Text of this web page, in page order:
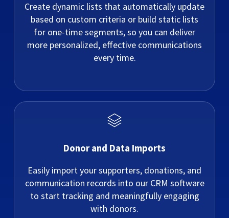
Create dynamic lists that automatically update
based on custom criteria or build static lists
for one-time segments, so you can deliver
more personalized, effective communications
every time.
Donor and Data Imports
Easily import your supporters, donations, and
communication records into our CRM software
to start tracking and meaningfully engaging
with donors.